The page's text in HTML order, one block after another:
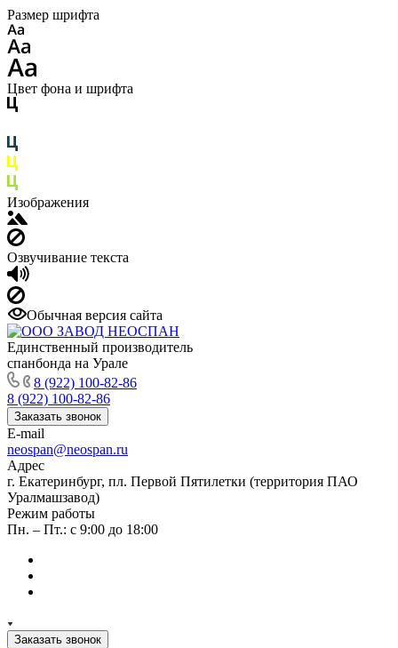
Размер шрифта
Цвет фона и шрифта
Изображения
Озвучивание текста
Обычная версия сайта
Единственный производитель
спанбонда на Урале
8 (922) 100-82-86
8 (922) 100-82-86
Заказать звонок
E-mail
neospan@neospan.ru
Адрес
г. Екатеринбург, пл. Первой Пятилетки (территория ПАО
Уралмашзавод)
Режим работы
Пн. – Пт.: с 9:00 до 18:00
Заказать звонок